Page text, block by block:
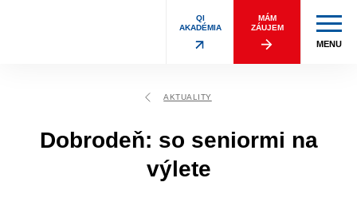
QI
AKADÉMIA
MÁM
ZÁUJEM
MENU
AKTUALITY
Dobrodeň: so seniormi na
výlete